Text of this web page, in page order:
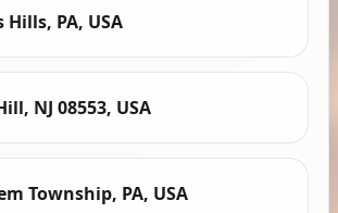
Hills, PA, USA
NJ 08553, USA
Township, PA, USA